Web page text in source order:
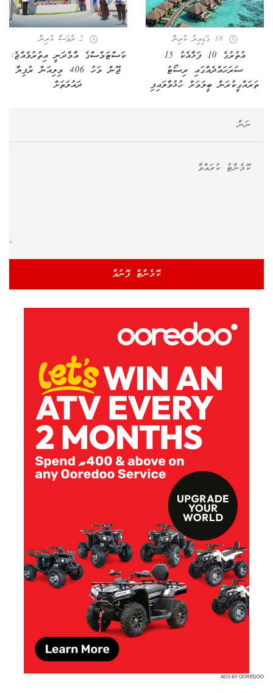
18 ގަޑިއިރު ކުރިން
އުތުރުގެ 10 ފަޅާއެކު 15
ސަރަހައްދެއްގައި ރިސޯޓު
ތަރައްގީކުރަން ބީލަމަށް ހުޅުވާލައިފި
2 ދުވަސް ކުރިން
ކަސްޓަމްސްގެ އާމްދަނީ އިތުރުވެއްޖެ:
ޖޫން މަހު 406 މިލިއަން ރުފިޔާ
ދައުލަތަށް
ADS BY OOREDOO